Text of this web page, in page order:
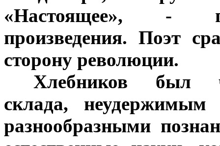
«Настоящее», -
произведения. Поэт
сторону революции.
Хлебников был
склада,
разнообразными